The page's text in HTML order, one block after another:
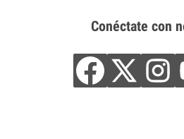
Conéctate con